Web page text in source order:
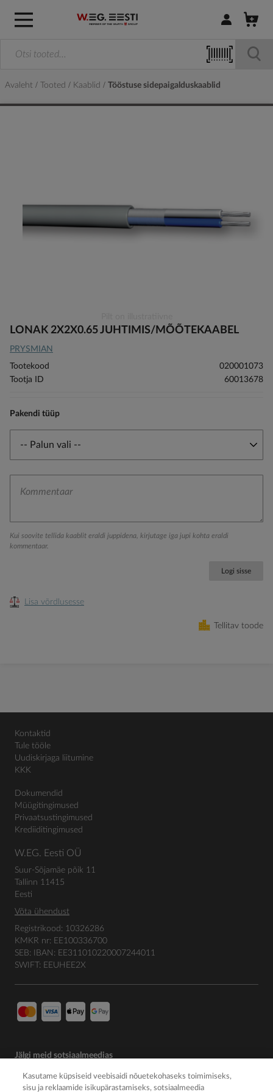
Logi sisse /
Avaleht Tooted Kaablid Tööstuse sidepaigalduskaablid
to
beginning
of
the
LONAK 2X2X0.65 JUHTIMIS/MÕÕTEKAABEL
PRYSMIAN
Tootekood
020001073
Tootja ID
60013678
Pakendi tüüp
Kui soovite tellida kaablit eraldi juppidena, kirjutage iga jupi kohta eraldi
kommentaar.
Logi sisse
Lisa võrdlusesse
Tellitav toode
Kontaktid
Tule tööle
Uudiskirjaga liitumine
KKK
Dokumendid
Müügitingimused
Privaatsustingimused
Krediiditingimused
W.EG. Eesti OÜ
Suur-Sõjamäe põik 11
Tallinn 11415
Eesti
Võta ühendust
Registrikood: 10326286
KMKR nr: EE100336700
SEB: IBAN: EE311010220007244011
SWIFT: EEUHEE2X
Jälgi meid sotsiaalmeedias
Kasutame küpsiseid veebisaidi nõuetekohaseks toimimiseks,
sisu ja reklaamide isikupärastamiseks, sotsiaalmeedia